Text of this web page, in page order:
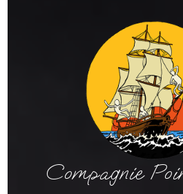
Compagnie